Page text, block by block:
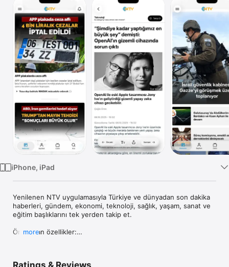
Mac
Watch
TV
iPhone, iPad
Yenilenen NTV uygulamasıyla Türkiye ve dünyadan son dakika
haberleri, gündem, ekonomi, teknoloji, sağlık, yaşam, sanat ve
eğitim başlıklarını tek yerden takip et.
Öne çıkan özellikler:
more
Ratings & Reviews